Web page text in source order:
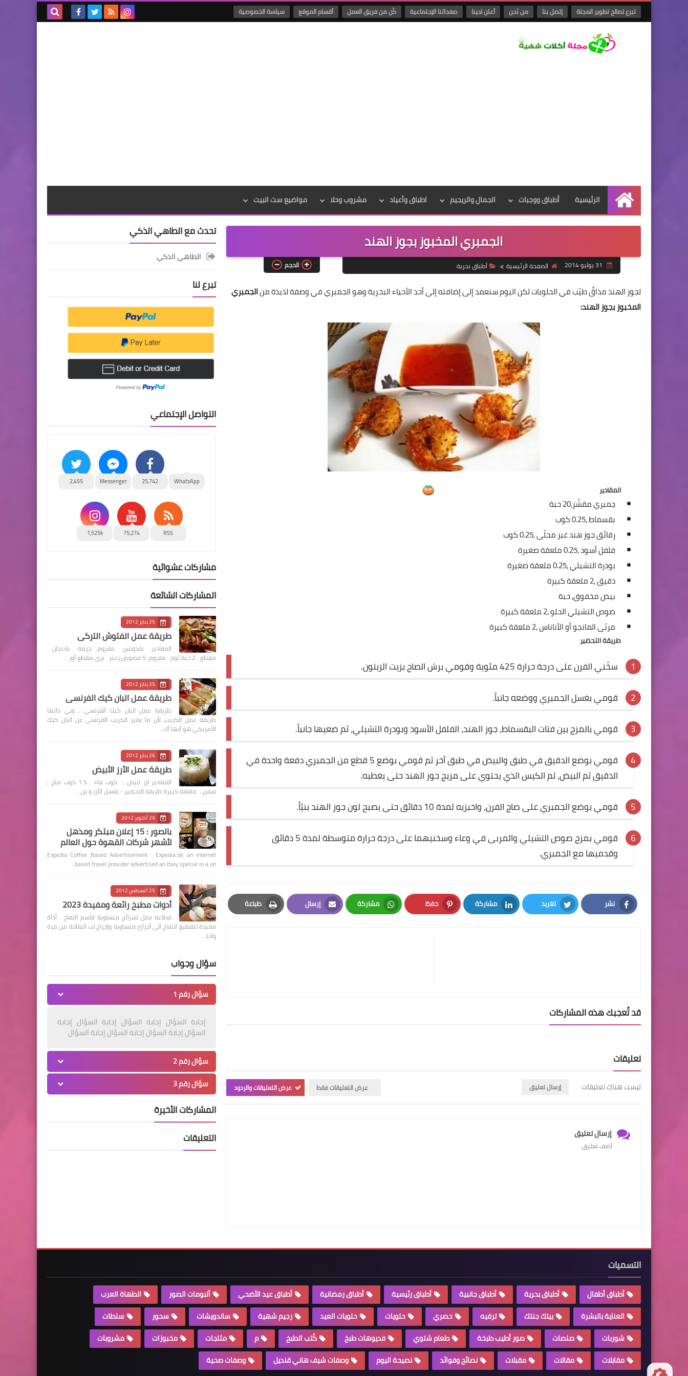
تبرع لصالح تطوير المجلة إتصل بنا من نَحن أعلن لدينا صفحاتنا الإجتماعية كُن من فريق العمل أقسام الموقع سياسة الخصوصية
الرئيسية
الرئيسية أطباق ووجبات الجمال والريجيم اطباق وأعياد مشروب وحلا مواضيع ست البيت
الجمبري المخبوز بجوز الهند
الصفحة الرئيسية أطباق بحرية الحجم
لجوز الهند مذاقٌ طيّب في الحلويات لكن اليوم سنعمد إلى إضافته إلى أحد الأحياء البحرية وهو الجمبري في وصفة لذيذة منالجمبري
المخبوز بجوز الهند:
المقادير
جمبري مقشّر,20 حبة
بقسماط ,0.25 كوب
رقائق جوز هند غير محلّى ,0.25 كوب
فلفل أسود ,0.25 ملعقة صغيرة
بودرة التشيلي ,0.25 ملعقة صغيرة
دقيق ,2 ملعقة كبيرة
بيض مخفوق,حبة
صوص التشيلي الحلو ,2 ملعقة كبيرة
مربّى المانجو أو الأناناس ,2 ملعقة كبيرة
طريقة التحضير
سخّني الفرن على درجة حرارة 425 مئوية وقومي برش الصاج بزيت الزيتون.
قومي بغسل الجمبري ووضعه جانباً.
قومي بالمزج بين فتات البقسماط، جوز الهند، الفلفل الأسود وبودرة التشيلي، ثم ضعيها جانباً.
قومي بوضع الدقيق في طبق والبيض في طبق آخر ثم قومي بوضع 5 قطع من الجمبري دفعة واحدة في
الدقيق ثم البيض، ثم الكيس الذي يحتوي على مزيج جوز الهند حتى يغطيه.
قومي بوضع الجمبري على صاج الفرن، واخبزيه لمدة 10 دقائق حتى يصبح لون جوز الهند بنيّاً
.
قومي بمزج صوص التشيلي والمربى في وعاء وسخنيهما على درجة حرارة متوسطة لمدة 5 دقائق
وقدميها مع الجمبري.
نشر
Facebook
تغريد
Twitter
مشاركة
LinkedIn
حفظ
Pinterest
مشاركة
Whatsapp
إرسال
Email
طباعة
Print
قد تُعجبك هذه المشاركات
تعليقات
ليست هناك تعليقات إرسال تعليق عرض التعليقات فقط عرض التعليقات والردود
إرسال تعليق
أضف تعليق
تحدث مع الطاهي الذكي
الطاهي الذكي
تبرع لنا
التواصل الإجتماعي
WhatsApp
25,742
Messenger
2,455
RSS
75,274
1,525k
مشاركات عشوائية
المشاركات الشائعة
25 يناير 2012
طريقة عمل الفتوش التركي
المقادير بقدونس مفروم, حزمة باذنجان
مقطع , 2 حبة ثوم مفروم, 5 فصوص زعتر بري مقطع أور…
25 يناير 2012
طريقة عمل البان كيك الفرنسي
طريقة عمل البان كيك الفرنسي , هي ذاتها
طريقة عمل الكريب, لأن ما يميز الكريب الفرنسي عن البان كيك
الأمريكي هو أنها أك…
26 يناير 2012
طريقة عمل الأرز الأبيض
المقادير ارز ابيض , كوب ماء , 1.5 كوب ملح ,
سمن , ملعقة كبيرة طريقة التحضير - يغسل الأرز و ين…
29 أكتوبر 2012
بالصور : 15 إعلان مبتكر ومذهل
لأشهر شركات القهوة حول العالم
Expedia Coffee Based Advertisement : Expedia.de an internet
based travel provider advertised an Italy special in a un…
25 أغسطس 2012
أدوات مطبخ رائعة ومفيدة 2023
قطاعة بصل لشرائح متساوية قاسم التفاح : أداة
مفيدة لتقطيع التفاح الى أجزائ متساوية وإخراج لب التفاحة من مرة
واحد…
سؤال وجواب
سؤال رقم 1
إجابة السؤال إجابة السؤال إجابة السؤال إجابة
السؤال إجابة السؤال إجابة السؤال إجابة السؤال
سؤال رقم 2
سؤال رقم 3
المشاركات الأخيرة
التعليقات
التسميات
أطباق أطفال أطباق بحرية أطباق جانبية أطباق رئيسية أطباق رمضانية أطباق عيد الأضحي ألبومات الصور
الطهاة العرب
العناية بالبشرة
بيتك جنتك ترفيه حصري حلويات حلويات العيد رجيم شهية ساندويشات سحور
سلطات
شوربات
صلصات صور أطيب طبخة طعام شتوي فديوهات طبخ كُتب الطبخ م مثلجات مخبوزات
مشروبات
مقابلات
مقالات مقبلات نصائح وفوائد نصيحة اليوم وصفات شيف هاني قنديل وصفات صحية